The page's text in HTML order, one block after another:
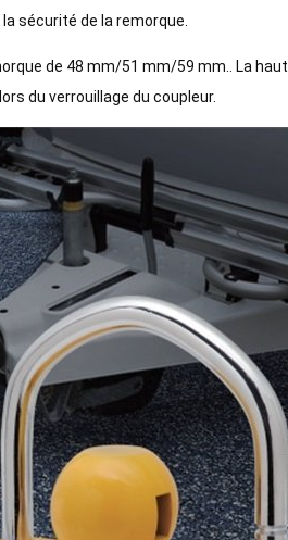
sécurité de la remorque.
de 48 mm/51 mm/59 mm.. La
du verrouillage du coupleur.